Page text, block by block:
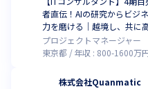
者直伝！AIの研究からビジ
力を磨ける｜越境し、共に
るAIインテグレーター】
プロジェクトマネージャー
東京都
年収 : 800-1600万
株式会社Quanmatic